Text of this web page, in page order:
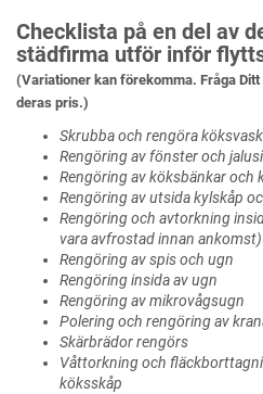
Checklista på en del av
städfirma utför inför
(Variationer kan förekomma. Fråga
deras pris.)
Skrubba och rengöra köksvask
Rengöring av fönster och
Rengöring av köksbänkar och
Rengöring av utsida kylskåp
Rengöring och avtorkning
vara avfrostad innan ankomst)
Rengöring av spis och ugn
Rengöring insida av ugn
Rengöring av mikrovågsugn
Polering och rengöring av
Skärbrädor rengörs
Våttorkning och
köksskåp